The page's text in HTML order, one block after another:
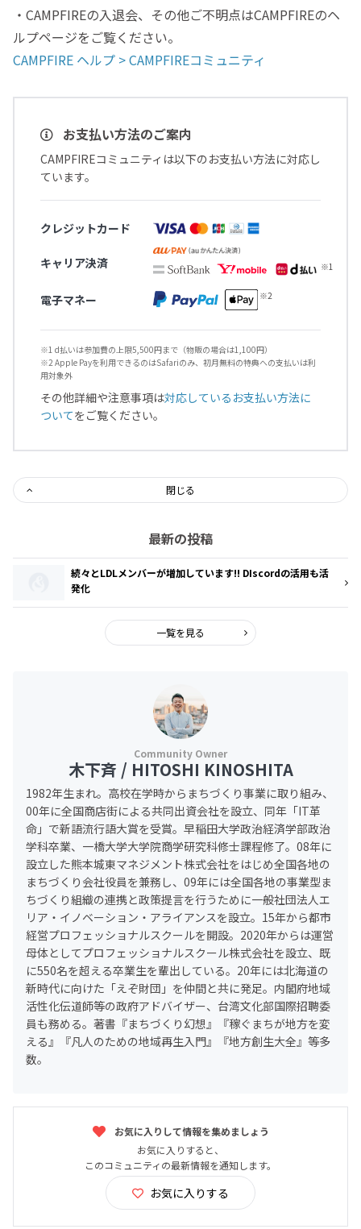
・CAMPFIREの入退会、その他ご不明点はCAMPFIREのヘ
ルプページをご覧ください。
CAMPFIRE ヘルプ > CAMPFIREコミュニティ
お支払い方法のご案内
CAMPFIREコミュニティは以下のお支払い方法に対応し
ています。
クレジットカード
キャリア決済
電子マネー
※1 d払いは参加費の上限5,500円まで（物販の場合は1,100円）
※2 Apple Payを利用できるのはSafariのみ、初月無料の特典への支払いは利
用対象外
その他詳細や注意事項は対応しているお支払い方法に
ついてをご覧ください。
閉じる
最新の投稿
続々とLDLメンバーが増加しています!! DIscordの活用も活
発化
一覧を見る
木下斉 / HITOSHI KINOSHITA
1982年生まれ。高校在学時からまちづくり事業に取り組み、
00年に全国商店街による共同出資会社を設立、同年「IT革
命」で新語流行語大賞を受賞。早稲田大学政治経済学部政治
学科卒業、一橋大学大学院商学研究科修士課程修了。08年に
設立した熊本城東マネジメント株式会社をはじめ全国各地の
まちづくり会社役員を兼務し、09年には全国各地の事業型ま
ちづくり組織の連携と政策提言を行うために一般社団法人エ
リア・イノベーション・アライアンスを設立。15年から都市
経営プロフェッショナルスクールを開設。2020年からは運営
母体としてプロフェッショナルスクール株式会社を設立、既
に550名を超える卒業生を輩出している。20年には北海道の
新時代に向けた「えぞ財団」を仲間と共に発足。内閣府地域
活性化伝道師等の政府アドバイザー、台湾文化部国際招聘委
員も務める。著書『まちづくり幻想』『稼ぐまちが地方を変
える』『凡人のための地域再生入門』『地方創生大全』等多
数。
お気に入りして情報を集めましょう
お気に入りすると、
このコミュニティの最新情報を通知します。
お気に入りする